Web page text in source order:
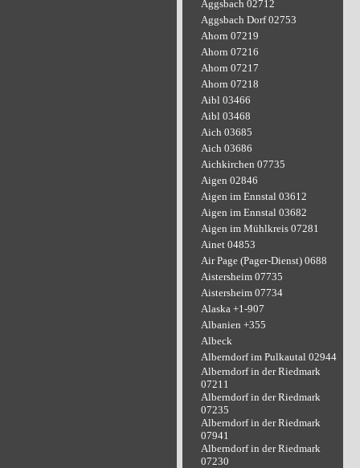
Aggsbach 02712
Aggsbach Dorf 02753
Ahorn 07219
Ahorn 07216
Ahorn 07217
Ahorn 07218
Aibl 03466
Aibl 03468
Aich 03685
Aich 03686
Aichkirchen 07735
Aigen 02846
Aigen im Ennstal 03612
Aigen im Ennstal 03682
Aigen im Mühlkreis 07281
Ainet 04853
Air Page (Pager-Dienst) 0688
Aistersheim 07735
Aistersheim 07734
Alaska +1-907
Albanien +355
Albeck
Alberndorf im Pulkautal 02944
Alberndorf in der Riedmark
07211
Alberndorf in der Riedmark
07235
Alberndorf in der Riedmark
07941
Alberndorf in der Riedmark
07230